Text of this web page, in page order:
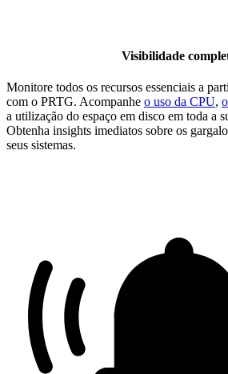
Visibilidade
Monitore todos os recursos essenciais a
com o PRTG. Acompanhe o uso da CPU,
a utilização do espaço em disco em toda a
Obtenha insights imediatos sobre os
seus sistemas.